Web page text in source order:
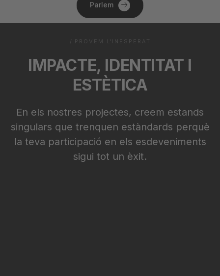
Parlem
/ PROVEM L'INESPERAT
IMPACTE, IDENTITAT I
ESTÈTICA
En els nostres projectes, creem estands
singulars que trenquen estàndards perquè
la teva participació en els esdeveniments
sigui tot un èxit.